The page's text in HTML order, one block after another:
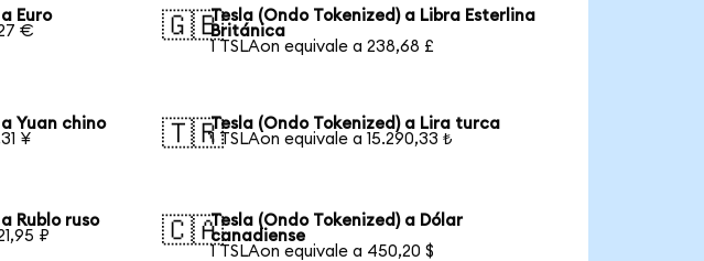
Euro
€
🇬🇧Tesla (Ondo Tokenized) a Libra Esterlina
Británica
1 TSLAon equivale a 238,68 £
Yuan chino
¥
🇹🇷Tesla (Ondo Tokenized) a Lira turca
1 TSLAon equivale a 15.290,33 ₺
Rublo ruso
₽
🇨🇦Tesla (Ondo Tokenized) a Dólar
canadiense
1 TSLAon equivale a 450,20 $